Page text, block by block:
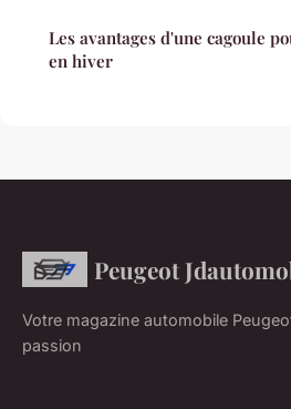
Les avantages d'une cagoule
en hiver
Peugeot
Votre magazine automobile
passion